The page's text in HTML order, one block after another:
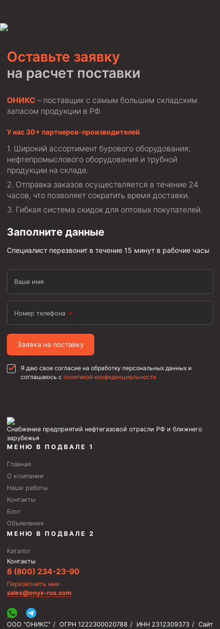
Оставьте заявку
на расчет поставки
ОНИКС – поставщик с самым большим складским
запасом продукции в РФ.
У нас 30+ партнеров-производителей
Широкий ассортимент бурового оборудования,
нефтепромыслового оборудования и трубной
продукции на складе.
Отправка заказов осуществляется в течение 24
часов, что позволяет сократить время доставки.
Гибкая система скидок для оптовых покупателей.
Заполните данные
Специалист перезвонит в течение 15 минут в рабочие часы
Ваше имя
Номер телефона
Заявка на поставку
Я даю свое согласие на обработку персональных данных и
соглашаюсь с политикой конфиденциальности
Снабжение предприятий нефтегазовой отрасли РФ и ближнего
зарубежья
МЕНЮ В ПОДВАЛЕ 1
Главная
О компании
Наши работы
Контакты
Блог
Объявления
МЕНЮ В ПОДВАЛЕ 2
Каталог
Контакты
8 (800) 234-23-90
Перезвонить мне
sales@onyx-rus.com
ООО "ОНИКС" / ОГРН 1222300020788 / ИНН 2312309373 / Сайт